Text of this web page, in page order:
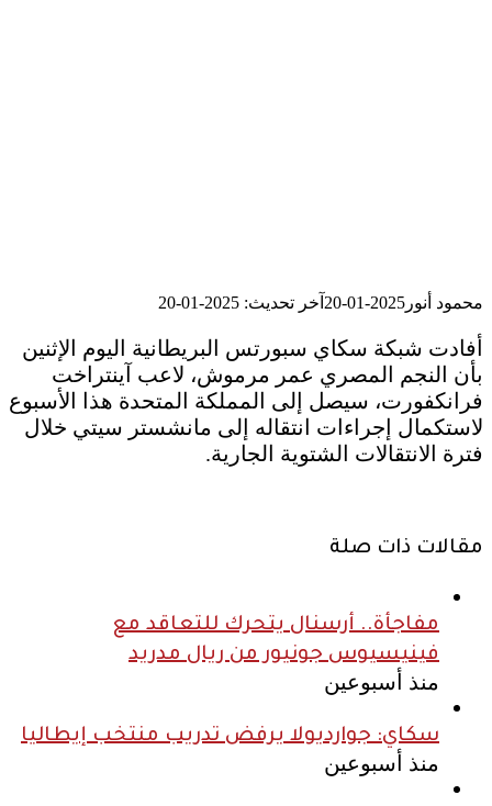
محمود أنور 2025-01-20 آخر تحديث: 2025-01-20
أفادت شبكة سكاي سبورتس البريطانية اليوم الإثنين
بأن النجم المصري عمر مرموش، لاعب آينتراخت
فرانكفورت، سيصل إلى المملكة المتحدة هذا الأسبوع
لاستكمال إجراءات انتقاله إلى مانشستر سيتي خلال
فترة الانتقالات الشتوية الجارية.
مقالات ذات صلة
مفاجأة.. أرسنال يتحرك للتعاقد مع
فينيسيوس جونيور من ريال مدريد
منذ أسبوعين
سكاي: جوارديولا يرفض تدريب منتخب إيطاليا
منذ أسبوعين